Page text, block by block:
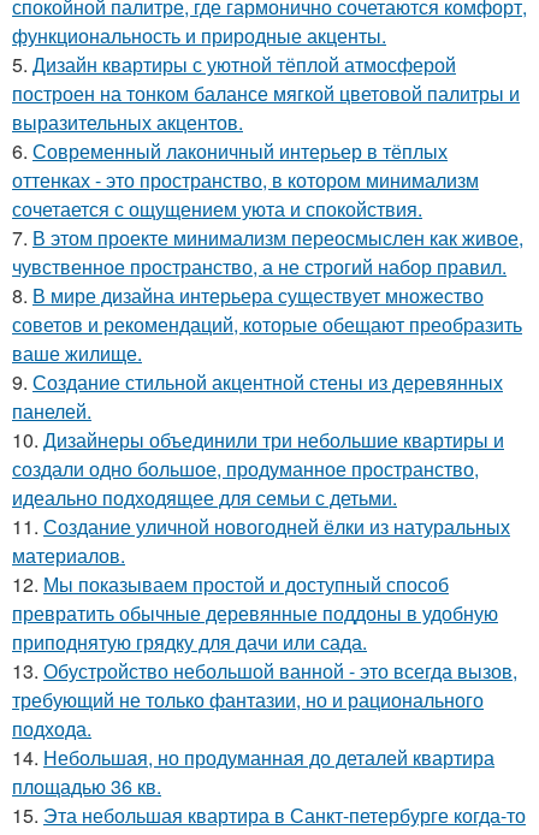
спокойной палитре, где гармонично сочетаются комфорт,
функциональность и природные акценты.
5. Дизайн квартиры с уютной тёплой атмосферой
построен на тонком балансе мягкой цветовой палитры и
выразительных акцентов.
6. Современный лаконичный интерьер в тёплых
оттенках - это пространство, в котором минимализм
сочетается с ощущением уюта и спокойствия.
7. В этом проекте минимализм переосмыслен как живое,
чувственное пространство, а не строгий набор правил.
8. В мире дизайна интерьера существует множество
советов и рекомендаций, которые обещают преобразить
ваше жилище.
9. Создание стильной акцентной стены из деревянных
панелей.
10. Дизайнеры объединили три небольшие квартиры и
создали одно большое, продуманное пространство,
идеально подходящее для семьи с детьми.
11. Создание уличной новогодней ёлки из натуральных
материалов.
12. Мы показываем простой и доступный способ
превратить обычные деревянные поддоны в удобную
приподнятую грядку для дачи или сада.
13. Обустройство небольшой ванной - это всегда вызов,
требующий не только фантазии, но и рационального
подхода.
14. Небольшая, но продуманная до деталей квартира
площадью 36 кв.
15. Эта небольшая квартира в Санкт-петербурге когда-то